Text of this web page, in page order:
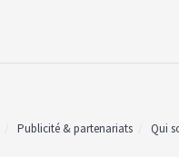
Publicité & partenariats Qui